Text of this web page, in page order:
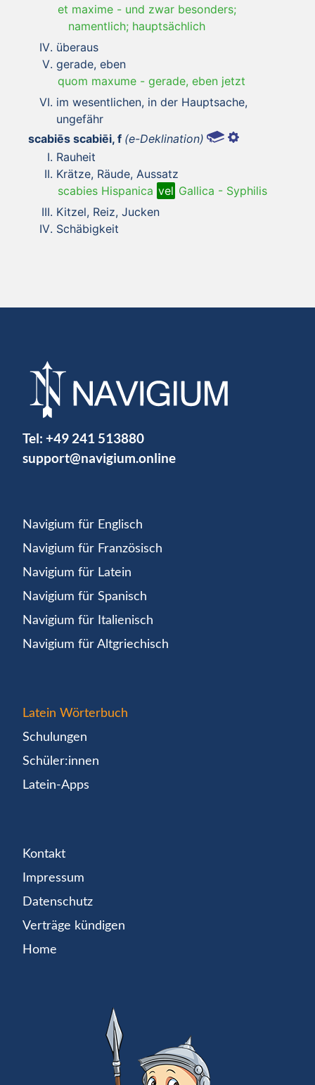
et maxime - und zwar besonders;
namentlich; hauptsächlich
überaus
gerade, eben
quom maxume - gerade, eben jetzt
im wesentlichen, in der Hauptsache,
ungefähr
scabiēs scabiēi, f (e-Deklination)
Rauheit
Krätze, Räude, Aussatz
scabies Hispanica vel Gallica - Syphilis
Kitzel, Reiz, Jucken
Schäbigkeit
Tel: +49 241 513880
support@navigium.online
Navigium für Englisch
Navigium für Französisch
Navigium für Latein
Navigium für Spanisch
Navigium für Italienisch
Navigium für Altgriechisch
Latein Wörterbuch
Schulungen
Schüler:innen
Latein-Apps
Kontakt
Impressum
Datenschutz
Verträge kündigen
Home